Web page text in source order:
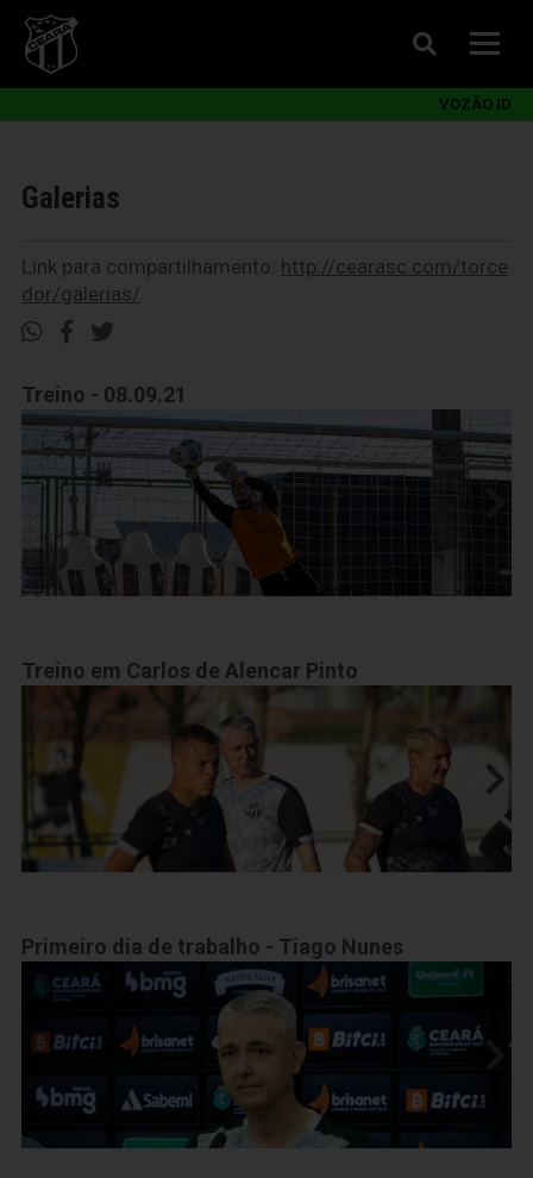
VOZÃO ID
Galerias
Link para compartilhamento: http://cearasc.com/torce
dor/galerias/
Treino - 08.09.21
Treino em Carlos de Alencar Pinto
Primeiro dia de trabalho - Tiago Nunes